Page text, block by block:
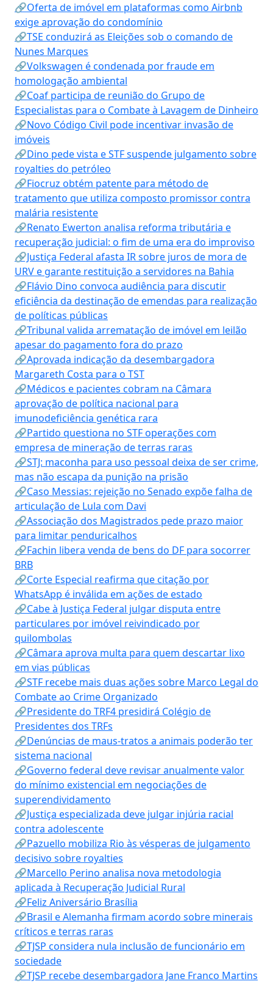
🔗Oferta de imóvel em plataformas como Airbnb
exige aprovação do condomínio
🔗TSE conduzirá as Eleições sob o comando de
Nunes Marques
🔗Volkswagen é condenada por fraude em
homologação ambiental
🔗Coaf participa de reunião do Grupo de
Especialistas para o Combate à Lavagem de Dinheiro
🔗Novo Código Civil pode incentivar invasão de
imóveis
🔗Dino pede vista e STF suspende julgamento sobre
royalties do petróleo
🔗Fiocruz obtém patente para método de
tratamento que utiliza composto promissor contra
malária resistente
🔗Renato Ewerton analisa reforma tributária e
recuperação judicial: o fim de uma era do improviso
🔗Justiça Federal afasta IR sobre juros de mora de
URV e garante restituição a servidores na Bahia
🔗Flávio Dino convoca audiência para discutir
eficiência da destinação de emendas para realização
de políticas públicas
🔗Tribunal valida arrematação de imóvel em leilão
apesar do pagamento fora do prazo
🔗Aprovada indicação da desembargadora
Margareth Costa para o TST
🔗Médicos e pacientes cobram na Câmara
aprovação de política nacional para
imunodeficiência genética rara
🔗Partido questiona no STF operações com
empresa de mineração de terras raras
🔗STJ: maconha para uso pessoal deixa de ser crime,
mas não escapa da punição na prisão
🔗Caso Messias: rejeição no Senado expõe falha de
articulação de Lula com Davi
🔗Associação dos Magistrados pede prazo maior
para limitar penduricalhos
🔗Fachin libera venda de bens do DF para socorrer
BRB
🔗Corte Especial reafirma que citação por
WhatsApp é inválida em ações de estado
🔗Cabe à Justiça Federal julgar disputa entre
particulares por imóvel reivindicado por
quilombolas
🔗Câmara aprova multa para quem descartar lixo
em vias públicas
🔗STF recebe mais duas ações sobre Marco Legal do
Combate ao Crime Organizado
🔗Presidente do TRF4 presidirá Colégio de
Presidentes dos TRFs
🔗Denúncias de maus-tratos a animais poderão ter
sistema nacional
🔗Governo federal deve revisar anualmente valor
do mínimo existencial em negociações de
superendividamento
🔗Justiça especializada deve julgar injúria racial
contra adolescente
🔗Pazuello mobiliza Rio às vésperas de julgamento
decisivo sobre royalties
🔗Marcello Perino analisa nova metodologia
aplicada à Recuperação Judicial Rural
🔗Feliz Aniversário Brasília
🔗Brasil e Alemanha firmam acordo sobre minerais
críticos e terras raras
🔗TJSP considera nula inclusão de funcionário em
sociedade
🔗TJSP recebe desembargadora Jane Franco Martins